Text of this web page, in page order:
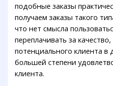
подобные заказы
получаем заказы такого
что нет смысла
переплачивать за
потенциального клиента
большей степени
клиента.